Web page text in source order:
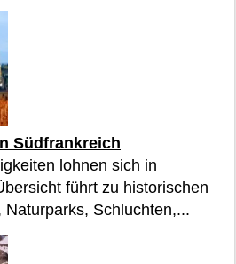
Südfrankreich
lohnen sich in
führt zu historischen
Schluchten,...